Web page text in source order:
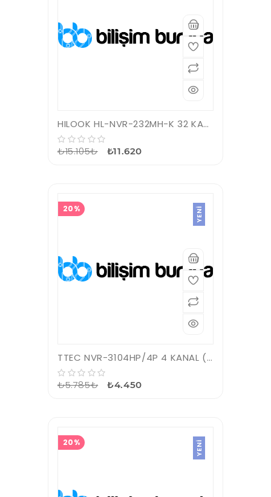
HILOOK HL-NVR-232MH-K 32 KANAL VGA/HDMI 4K(3840x2160) NVR KAYIT CİHAZI
₺15.105₺ ₺11.620
20% YENI
TTEC NVR-3104HP/4P 4 KANAL (POE) H265+ NVR KAYIT CİHAZI
₺5.785₺ ₺4.450
20% YENI